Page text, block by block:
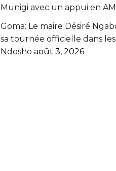
Munigi avec un appui en
Goma: Le maire Désiré
sa tournée officielle dans
Ndosho août 3, 2026